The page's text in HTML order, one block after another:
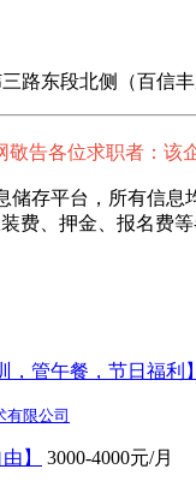
路东段北侧（百信丰
敬告各位求职者：该
储存平台，所有信息
费、押金、报名费
管午餐，节日福利】
有限公司
】 3000-4000元/月